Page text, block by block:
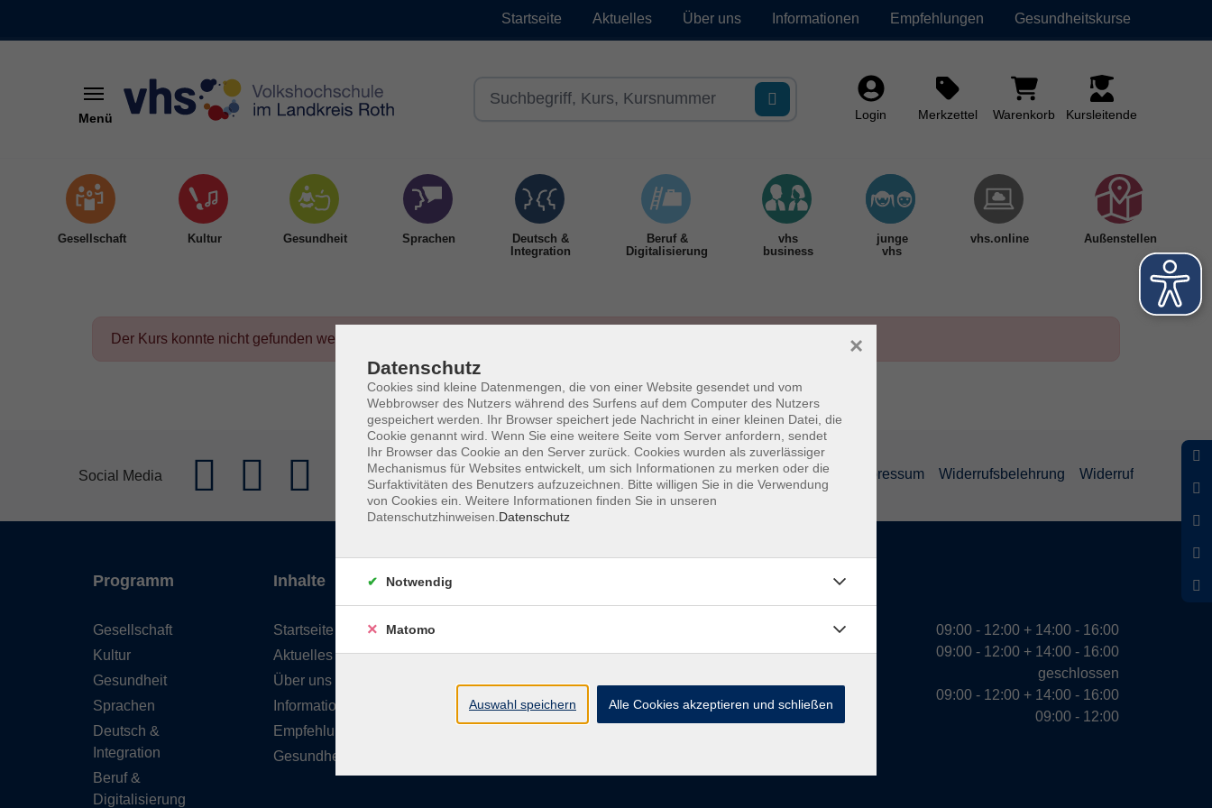
Startseite Aktuelles Über uns Informationen Empfehlungen Gesundheitskurse
Menü Login Merkzettel Warenkorb Kursleitende
Gesellschaft Kultur Gesundheit Sprachen
Deutsch &
Integration
Beruf &
Digitalisierung
vhs
business
junge
vhs
vhs.online Außenstellen
Der Kurs konnte nicht gefunden werden.
Social Media AGB Datenschutzerklärung Impressum Widerrufsbelehrung Widerruf
Programm
Gesellschaft
Kultur
Gesundheit
Sprachen
Deutsch &
Integration
Beruf &
Digitalisierung
Inhalte
Startseite
Aktuelles
Über uns
Informationen
Empfehlungen
Gesundheitskurse
91161 Hilpoltstein
info@vhs-roth.de
Tel: 09174 4749 0
Öffnungszeiten
Dienstag
09:00 - 12:00 + 14:00 - 16:00
09:00 - 12:00 + 14:00 - 16:00
geschlossen
09:00 - 12:00 + 14:00 - 16:00
09:00 - 12:00
Datenschutz
Cookies sind kleine Datenmengen, die von einer Website gesendet und vom
Webbrowser des Nutzers während des Surfens auf dem Computer des Nutzers
gespeichert werden. Ihr Browser speichert jede Nachricht in einer kleinen Datei, die
Cookie genannt wird. Wenn Sie eine weitere Seite vom Server anfordern, sendet
Ihr Browser das Cookie an den Server zurück. Cookies wurden als zuverlässiger
Mechanismus für Websites entwickelt, um sich Informationen zu merken oder die
Surfaktivitäten des Benutzers aufzuzeichnen. Bitte willigen Sie in die Verwendung
von Cookies ein. Weitere Informationen finden Sie in unseren
Datenschutzhinweisen. Datenschutz
×
Notwendig
Matomo
Auswahl speichern Alle Cookies akzeptieren und schließen